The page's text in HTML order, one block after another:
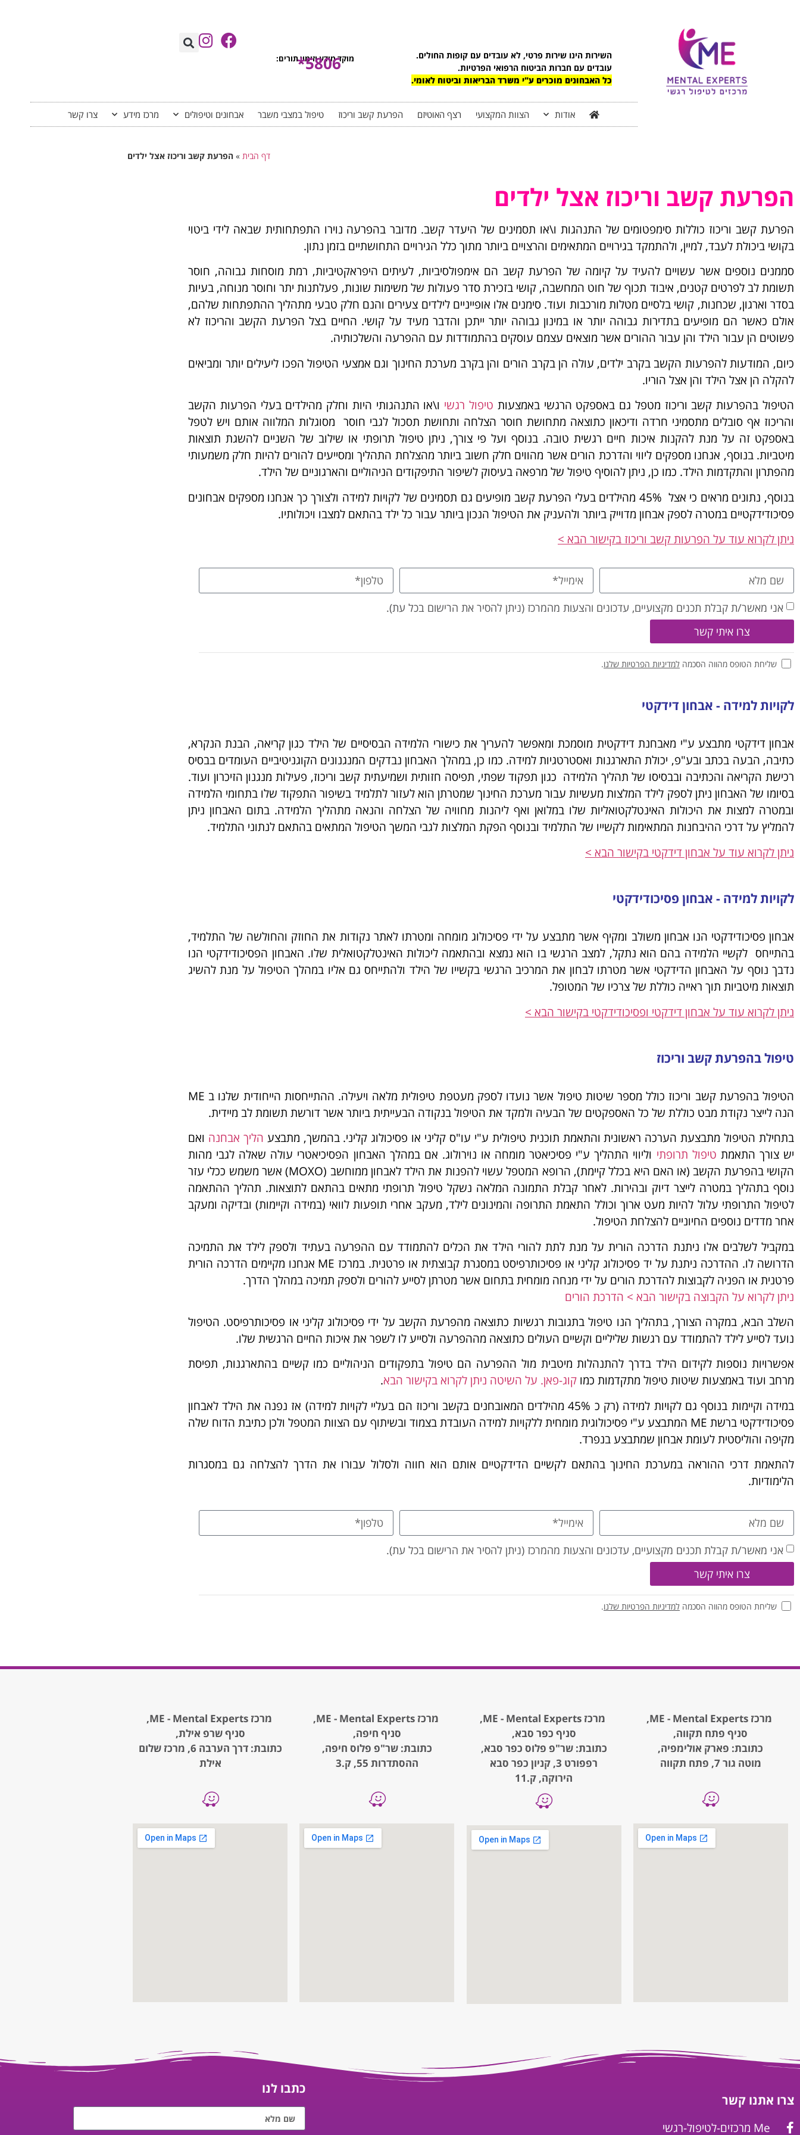
השירות הינו שירות פרטי, לא עובדים עם קופות החולים.
עובדים עם חברות הביטוח הרפואי הפרטיות.
כל האבחונים מוכרים ע"י משרד הבריאות וביטוח לאומי.
מוקד מידע וזימון תורים:
5806*
אודות הצוות המקצועי רצף האוטיזם הפרעת קשב וריכוז טיפול במצבי משבר אבחונים וטיפולים מרכז מידע צרו קשר
דף הבית » הפרעת קשב וריכוז אצל ילדים
הפרעת קשב וריכוז אצל ילדים
הפרעת קשב וריכוז כוללות סימפטומים של התנהגות ו\או תסמינים של היעדר קשב. מדובר בהפרעה נוירו התפתחותית‏ שבאה לידי ביטוי
בקושי ביכולת לעבד, למיין, ולהתמקד בגירויים המתאימים והרצויים ביותר מתוך כלל הגירויים התחושתיים בזמן נתון.
סממנים נוספים אשר עשויים להעיד על קיומה של הפרעת קשב הם אימפולסיביות, לעיתים היפראקטיביות, רמת מוסחות גבוהה, חוסר
תשומת לב לפרטים קטנים, איבוד תכוף של חוט המחשבה, קושי בזכירת סדר פעולות של משימות שונות, פעלתנות יתר וחוסר מנוחה, בעיות
בסדר וארגון, שכחנות, קושי בלסיים מטלות מורכבות ועוד. סימנים אלו אופייניים לילדים צעירים והנם חלק טבעי מתהליך ההתפתחות שלהם,
אולם כאשר הם מופיעים בתדירות גבוהה יותר או במינון גבוהה יותר ייתכן והדבר מעיד על קושי. החיים בצל הפרעת הקשב והריכוז לא
פשוטים הן עבור הילד והן עבור ההורים אשר מוצאים עצמם עוסקים בהתמודדות עם ההפרעה והשלכותיה.
כיום, המודעות להפרעות הקשב בקרב ילדים, עולה הן בקרב הורים והן בקרב מערכת החינוך וגם אמצעי הטיפול הפכו ליעילים יותר ומביאים
להקלה הן אצל הילד והן אצל הוריו.
הטיפול בהפרעות קשב וריכוז מטפל גם באספקט הרגשי באמצעות טיפול רגשי ו\או התנהגותי היות וחלק מהילדים בעלי הפרעות הקשב
והריכוז אף סובלים מתסמיני חרדה ודיכאון כתוצאה מתחושת חוסר הצלחה ותחושת תסכול לגבי חוסר מסוגלות המלווה אותם ויש לטפל
באספקט זה על מנת להקנות איכות חיים רגשית טובה. בנוסף ועל פי צורך, ניתן טיפול תרופתי או שילוב של השניים להשגת תוצאות
מיטביות. בנוסף, אנחנו מספקים ליווי והדרכת הורים אשר מהווים חלק חשוב ביותר מהצלחת התהליך ומסייעים להורים להיות חלק משמעותי
מהפתרון והתקדמות הילד. כמו כן, ניתן להוסיף טיפול של מרפאה בעיסוק לשיפור התיפקודים הניהוליים והארגוניים של הילד.
בנוסף, נתונים מראים כי אצל 45% מהילדים בעלי הפרעת קשב מופיעים גם תסמינים של לקויות למידה ולצורך כך אנחנו מספקים אבחונים
פסיכודידקטיים במטרה לספק אבחון מדוייק ביותר ולהעניק את הטיפול הנכון ביותר עבור כל ילד בהתאם למצבו ויכולותיו.
ניתן לקרוא עוד על הפרעות קשב וריכוז בקישור הבא >
אני מאשר/ת קבלת תכנים מקצועיים, עדכונים והצעות מהמרכז (ניתן להסיר את הרישום בכל עת).
צרו איתי קשר
שליחת הטופס מהווה הסכמה למדיניות הפרטיות שלנו.
לקויות למידה - אבחון דידקטי
אבחון דידקטי מתבצע ע"י מאבחנת דידקטית מוסמכת ומאפשר להעריך את כישורי הלמידה הבסיסיים של הילד כגון קריאה, הבנת הנקרא,
כתיבה, הבעה בכתב ובע"פ, יכולת התארגנות ואסטרטגיות למידה. כמו כן, במהלך האבחון נבדקים המנגנונים הקוגניטיביים העומדים בבסיס
רכישת הקריאה והכתיבה ובבסיסו של תהליך הלמידה כגון תפקוד שפתי, תפיסה חזותית ושמיעתית קשב וריכוז, פעילות מנגנון הזיכרון ועוד.
בסיומו של האבחון ניתן לספק לילד המלצות מעשיות עבור מערכת החינוך שמטרתן הוא לעזור לתלמיד בשיפור התפקוד שלו בתחומי הלמידה
ובמטרה למצות את היכולות האינטלקטואליות שלו במלואן ואף ליהנות מחוויה של הצלחה והנאה מתהליך הלמידה. בתום האבחון ניתן
להמליץ על דרכי ההיבחנות המתאימות לקשייו של התלמיד ובנוסף הפקת המלצות לגבי המשך הטיפול המתאים בהתאם לנתוני התלמיד.
ניתן לקרוא עוד על אבחון דידקטי בקישור הבא >
לקויות למידה - אבחון פסיכודידקטי
אבחון פסיכודידקטי הנו אבחון משולב ומקיף אשר מתבצע על ידי פסיכולוג מומחה ומטרתו לאתר נקודות את החוזק והחולשה של התלמיד,
בהתייחס לקשיי הלמידה בהם הוא נתקל, למצב הרגשי בו הוא נמצא ובהתאמה ליכולות האינטלקטואלית שלו. האבחון הפסיכודידקטי הנו
נדבך נוסף על האבחון הדידקטי אשר מטרתו לבחון את המרכיב הרגשי בקשייו של הילד ולהתייחס גם אליו במהלך הטיפול על מנת להשיג
תוצאות מיטביות תוך ראייה כוללת של צרכיו של המטופל.
ניתן לקרוא עוד על אבחון דידקטי ופסיכודידקטי בקישור הבא >
טיפול בהפרעת קשב וריכוז
הטיפול בהפרעת קשב וריכוז כולל מספר שיטות טיפול אשר נועדו לספק מעטפת טיפולית מלאה ויעילה. ההתייחסות הייחודית שלנו ב ME
הנה לייצר נקודת מבט כוללת של כל האספקטים של הבעיה ולמקד את הטיפול בנקודה הבעייתית ביותר אשר דורשת תשומת לב מיידית.
בתחילת הטיפול מתבצעת הערכה ראשונית והתאמת תוכנית טיפולית ע"י עו"ס קליני או פסיכולוג קליני. בהמשך, מתבצע הליך אבחנה ואם
יש צורך התאמת טיפול תרופתי וליווי התהליך ע"י פסיכיאטר מומחה או נוירולוג. אם במהלך האבחון הפסיכיאטרי עולה שאלה לגבי מהות
הקושי בהפרעת הקשב (או האם היא בכלל קיימת), הרופא המטפל עשוי להפנות את הילד לאבחון ממוחשב (MOXO) אשר משמש ככלי עזר
נוסף בתהליך במטרה לייצר דיוק ובהירות. לאחר קבלת התמונה המלאה נשקל טיפול תרופתי מתאים בהתאם לתוצאות. תהליך ההתאמה
לטיפול התרופתי עלול להיות מעט ארוך וכולל התאמת התרופה והמינונים לילד, מעקב אחרי תופעות לוואי (במידה וקיימות) ובדיקה ומעקב
אחר מדדים נוספים החיוניים להצלחת הטיפול.
במקביל לשלבים אלו ניתנת הדרכה הורית על מנת לתת להורי הילד את הכלים להתמודד עם ההפרעה בעתיד ולספק לילד את התמיכה
הדרושה לו. ההדרכה ניתנת על יד פסיכולוג קליני או פסיכותרפיסט במסגרת קבוצתית או פרטנית. במרכז ME אנחנו מקיימים הדרכה הורית
פרטנית או הפניה לקבוצות להדרכת הורים על ידי מנחה מומחית בתחום אשר מטרתן לסייע להורים ולספק תמיכה במהלך הדרך.
ניתן לקרוא על הקבוצה בקישור הבא > הדרכת הורים
השלב הבא, במקרה הצורך, בתהליך הנו טיפול בתגובות רגשיות כתוצאה מהפרעת הקשב על ידי פסיכולוג קליני או פסיכותרפיסט. הטיפול
נועד לסייע לילד להתמודד עם רגשות שליליים וקשיים העולים כתוצאה מההפרעה ולסייע לו לשפר את איכות החיים הרגשית שלו.
אפשרויות נוספות לקידום הילד בדרך להתנהלות מיטבית מול ההפרעה הם טיפול בתפקודים הניהוליים כמו קשיים בהתארגנות, תפיסת
מרחב ועוד באמצעות שיטות טיפול מתקדמות כמו קוג-פאן. על השיטה ניתן לקרוא בקישור הבא.
במידה וקיימות בנוסף גם לקויות למידה (רק כ 45% מהילדים המאובחנים בקשב וריכוז הם בעליי לקויות למידה) אז נפנה את הילד לאבחון
פסיכודידקטי ברשת ME המתבצע ע"י פסיכולוגית מומחית ללקויות למידה העובדת בצמוד ובשיתוף עם הצוות המטפל ולכן כתיבת הדוח שלה
מקיפה והוליסטית לעומת אבחון שמתבצע בנפרד.
להתאמת דרכי ההוראה במערכת החינוך בהתאם לקשיים הדידקטיים אותם הוא חווה ולסלול עבורו את הדרך להצלחה גם במסגרות
הלימודיות.
אני מאשר/ת קבלת תכנים מקצועיים, עדכונים והצעות מהמרכז (ניתן להסיר את הרישום בכל עת).
צרו איתי קשר
שליחת הטופס מהווה הסכמה למדיניות הפרטיות שלנו.
מרכז ME - Mental Experts,
סניף פתח תקווה,
כתובת: פארק אולימפיה,
מוטה גור 7, פתח תקווה
מרכז ME - Mental Experts,
סניף כפר סבא,
כתובת: שר"פ פלוס כפר סבא,
רפפורט 3, קניון כפר סבא
הירוקה, ק.11
מרכז ME - Mental Experts,
סניף חיפה,
כתובת: שר"פ פלוס חיפה,
ההסתדרות 55, ק.3
מרכז ME - Mental Experts,
סניף שרפ אילת,
כתובת: דרך הערבה 6, מרכז שלום
אילת
צרו אתנו קשר
Me מרכזים-לטיפול-רגשי
כתבו לנו